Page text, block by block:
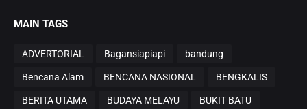
MAIN TAGS
ADVERTORIAL Bagansiapiapi bandung
Bencana Alam BENCANA NASIONAL BENGKALIS
BERITA UTAMA BUDAYA MELAYU BUKIT BATU